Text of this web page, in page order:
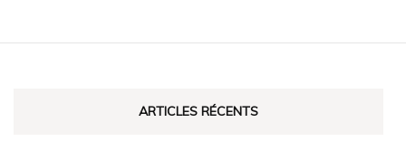
ARTICLES RÉCENTS